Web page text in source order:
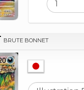
BRUTE BONNET